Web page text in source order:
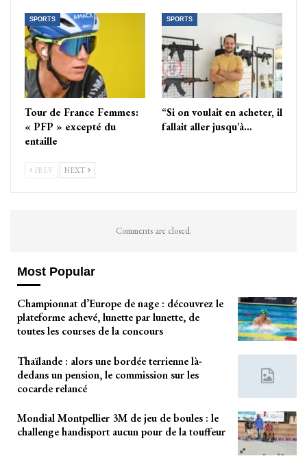
SPORTS
Tour de France Femmes:
« PFP » excepté du
entaille
SPORTS
“Si on voulait en acheter, il
fallait aller jusqu’à…
PREV NEXT
Comments are closed.
Most Popular
Championnat d’Europe de nage : découvrez le
plateforme achevé, lunette par lunette, de
toutes les courses de la concours
Thaïlande : alors une bordée terrienne là-
dedans un pension, le commission sur les
cocarde relancé
Mondial Montpellier 3M de jeu de boules : le
challenge handisport aucun pour de la touffeur